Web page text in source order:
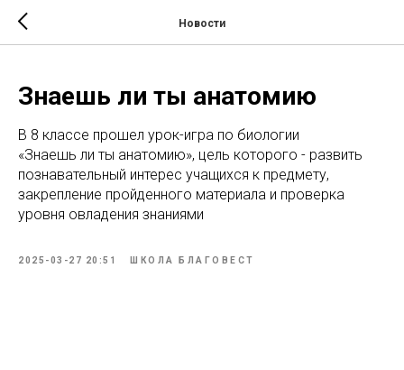
Новости
Знаешь ли ты анатомию
В 8 классе прошел урок-игра по биологии
«Знаешь ли ты анатомию», цель которого - развить
познавательный интерес учащихся к предмету,
закрепление пройденного материала и проверка
уровня овладения знаниями
2025-03-27 20:51 ШКОЛА БЛАГОВЕСТ